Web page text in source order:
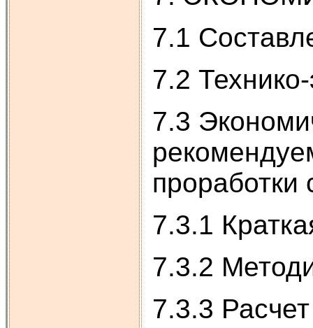
7.1
7.2
7.3
проработки
7.3.1
7.3.2
7.3.3